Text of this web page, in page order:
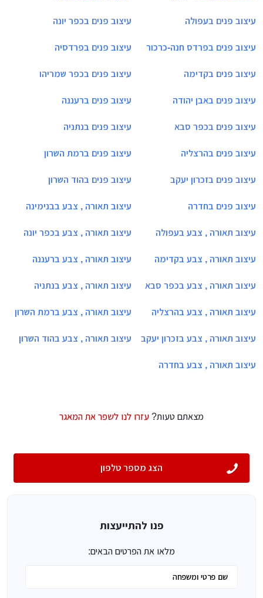
עיצוב פנים בעפולה עיצוב פנים בכפר יונה
עיצוב פנים בפרדס חנה-כרכור עיצוב פנים בפרדסיה
עיצוב פנים בקדימה עיצוב פנים בכפר שמריהו
עיצוב פנים באבן יהודה עיצוב פנים ברעננה
עיצוב פנים בכפר סבא עיצוב פנים בנתניה
עיצוב פנים בהרצליה עיצוב פנים ברמת השרון
עיצוב פנים בזכרון יעקב עיצוב פנים בהוד השרון
עיצוב פנים בחדרה עיצוב תאורה , צבע בבנימינה
עיצוב תאורה , צבע בעפולה עיצוב תאורה , צבע בכפר יונה
עיצוב תאורה , צבע בקדימה עיצוב תאורה , צבע ברעננה
עיצוב תאורה , צבע בכפר סבא עיצוב תאורה , צבע בנתניה
עיצוב תאורה , צבע בהרצליה עיצוב תאורה , צבע ברמת השרון
עיצוב תאורה , צבע בזכרון יעקב עיצוב תאורה , צבע בהוד השרון
עיצוב תאורה , צבע בחדרה
מצאתם טעות? עזרו לנו לשפר את המאגר
הצג מספר טלפון
פנו להתייעצות
מלאו את הפרטים הבאים: